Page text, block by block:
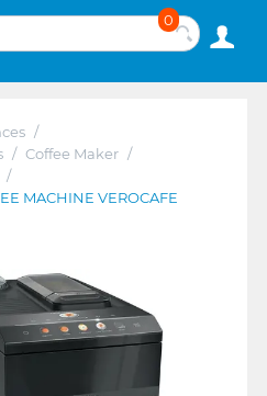
0
/
/ Coffee Maker /
/
MACHINE VEROCAFE